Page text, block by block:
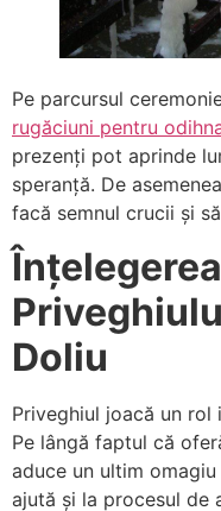
Pe parcursul
rugăciuni pentru
prezenți pot aprinde
speranță. De
facă semnul crucii și
Doliu
Priveghiul joacă un
Pe lângă faptul că
aduce un ultim
ajută și la procesul de